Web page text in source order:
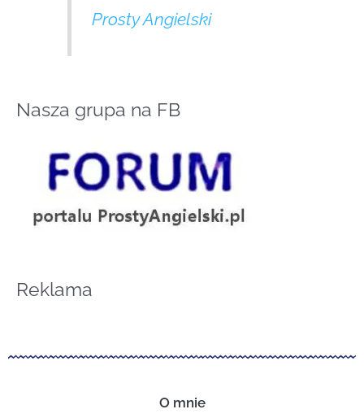
Prosty Angielski
Nasza grupa na FB
Reklama
O mnie